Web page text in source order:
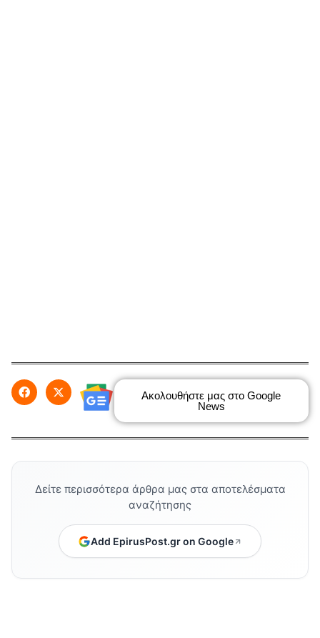
Ακολουθήστε μας στο Google
News
Δείτε περισσότερα άρθρα μας στα αποτελέσματα
αναζήτησης
Add EpirusPost.gr on Google